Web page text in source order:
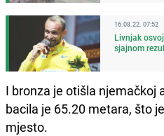
16.08.22. 07:52
Livnjak
sjajnom
I bronza je otišla njemačkoj
bacila je 65.20 metara, što
mjesto.